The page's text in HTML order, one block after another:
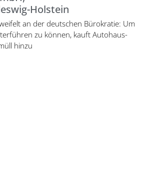
Holstein
an der deutschen Bürokratie: Um
zu können, kauft Autohaus-
hinzu